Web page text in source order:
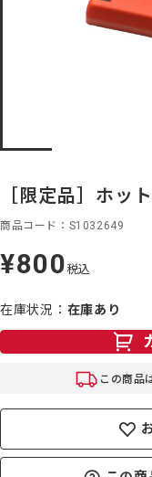
［限定品］ホッ
商品コード S1032649
定
価
¥800税込
在庫状況 在庫あり
この商品